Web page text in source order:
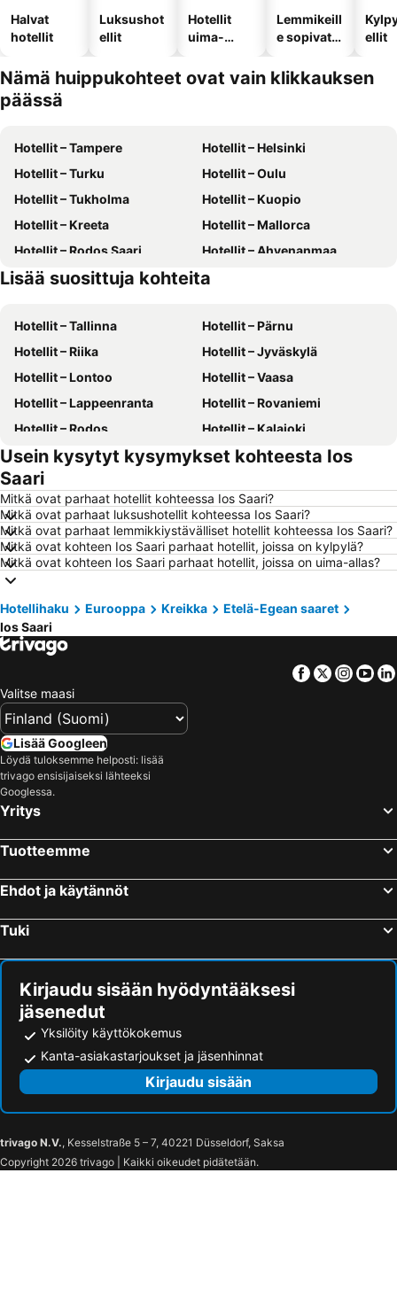
Halvat
hotellit
Luksushot
ellit
Hotellit
uima-
Lemmikeill
e sopivat
ellit
Nämä huippukohteet ovat vain klikkauksen
päässä
Hotellit – Tampere
Hotellit – Helsinki
Hotellit – Turku
Hotellit – Oulu
Hotellit – Tukholma
Hotellit – Kuopio
Hotellit – Kreeta
Hotellit – Mallorca
Hotellit – Rodos Saari
Hotellit – Ahvenanmaa
Hotellit – Suomi
Hotellit – Gran Canaria
Lisää suosittuja kohteita
Hotellit – Tallinna
Hotellit – Pärnu
Hotellit – Riika
Hotellit – Jyväskylä
Hotellit – Lontoo
Hotellit – Vaasa
Hotellit – Lappeenranta
Hotellit – Rovaniemi
Hotellit – Rodos
Hotellit – Kalajoki
Hotellit – Alanya
Hotellit – Joensuu
Hotellit – Fuengirola
Hotellit – Savonlinna
Hotellit – Gdańsk
Hotellit – Lahti
Hotellit – Hämeenlinna
Hotellit – Seinäjoki
Hotellit – Kreikka
Hotellit – Malta
Hotellit – Teneriffa
Hotellit – Gardajärvi
Hotellit – Phuket
Hotellit – Koh Lanta
Hotellit – Santorini Saari
Hotellit – Espanja
Hotellit – Koh Samui
Hotellit – Kos Saari
Hotellit – Lofoten
Hotellit – Ylläs
Hotellit – Kroatia
Usein kysytyt kysymykset kohteesta Ios
Saari
Mitkä ovat parhaat hotellit kohteessa Ios Saari?
Mitkä ovat parhaat luksushotellit kohteessa Ios Saari?
Mitkä ovat parhaat lemmikkiystävälliset hotellit kohteessa Ios Saari?
Mitkä ovat kohteen Ios Saari parhaat hotellit, joissa on kylpylä?
Mitkä ovat kohteen Ios Saari parhaat hotellit, joissa on uima-allas?
Hotellihaku Eurooppa Kreikka
Etelä-Egean saaret
Ios Saari
Facebook
Twitter
Valitse maasi
Lisää Googleen
Löydä tuloksemme helposti: lisää
trivago ensisijaiseksi lähteeksi
Googlessa.
Yritys
Tuotteemme
Ehdot ja käytännöt
Tuki
Kirjaudu sisään hyödyntääksesi
jäsenedut
Yksilöity käyttökokemus
Kanta-asiakastarjoukset ja jäsenhinnat
Kirjaudu sisään
trivago N.V., Kesselstraße 5 – 7, 40221 Düsseldorf, Saksa
Copyright 2026 trivago | Kaikki oikeudet pidätetään.